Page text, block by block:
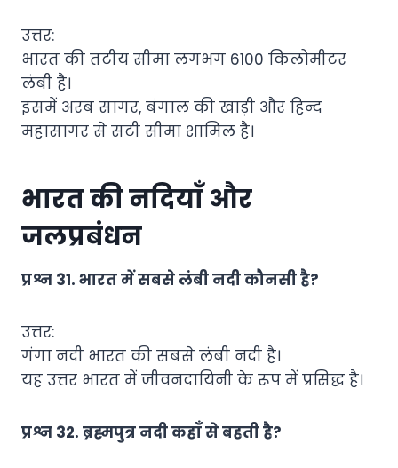
उत्तर:
भारत की तटीय सीमा लगभग 6100 किलोमीटर
लंबी है।
इसमें अरब सागर, बंगाल की खाड़ी और हिन्द
महासागर से सटी सीमा शामिल है।
भारत की नदियाँ और
जलप्रबंधन
प्रश्न 31. भारत में सबसे लंबी नदी कौनसी है?
उत्तर:
गंगा नदी भारत की सबसे लंबी नदी है।
यह उत्तर भारत में जीवनदायिनी के रूप में प्रसिद्ध है।
प्रश्न 32. ब्रह्मपुत्र नदी कहाँ से बहती है?